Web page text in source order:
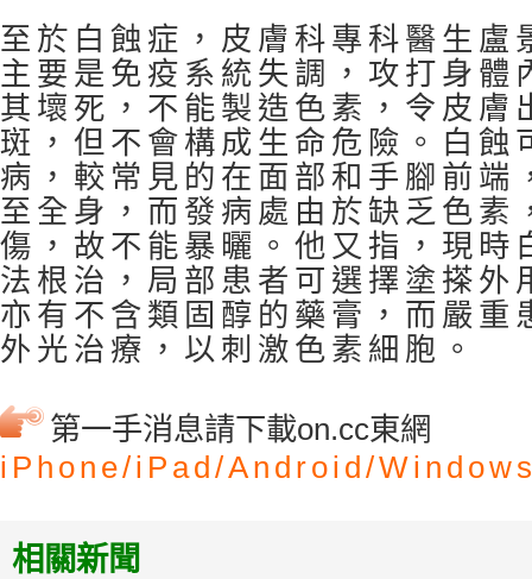
至於白蝕症，皮膚科專科醫生盧
主要是免疫系統失調，攻打身體
其壞死，不能製造色素，令皮膚
斑，但不會構成生命危險。白蝕
病，較常見的在面部和手腳前端
至全身，而發病處由於缺乏色素
傷，故不能暴曬。他又指，現時
法根治，局部患者可選擇塗搽外
亦有不含類固醇的藥膏，而嚴重
外光治療，以刺激色素細胞。
第一手消息請下載on.cc東網
iPhone/iPad/Android/
相關新聞